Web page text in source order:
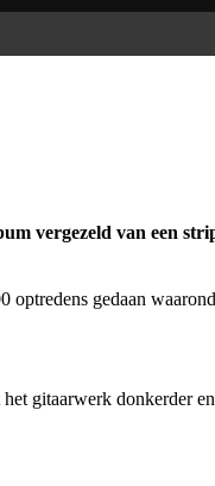
vergezeld van een
gedaan
gitaarwerk donkerder